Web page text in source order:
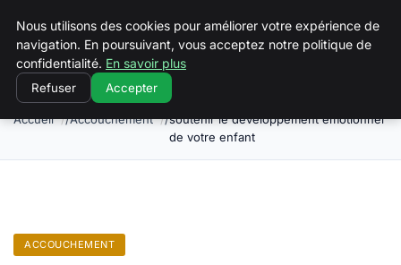
Squeakyswing.com
Accueil Accouchement
Ressources pour parents : comment
soutenir le développement émotionnel
de votre enfant
ACCOUCHEMENT
Nous utilisons des cookies pour améliorer votre expérience de
navigation. En poursuivant, vous acceptez notre politique de
confidentialité. En savoir plus
Refuser Accepter